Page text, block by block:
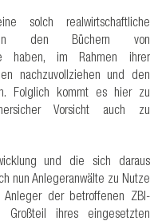
solch realwirtschaftliche
in den Büchern von
haben, im Rahmen ihrer
nachzuvollziehen und den
Folglich kommt es hier zu
Vorsicht auch zu
und die sich daraus
nun Anlegeranwälte zu Nutze
der betroffenen ZBI-
Großteil ihres eingesetzten